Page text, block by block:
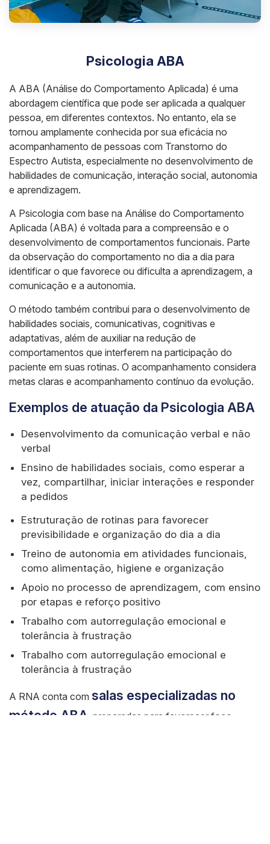
Psicologia ABA
A ABA (Análise do Comportamento Aplicada) é uma
abordagem científica que pode ser aplicada a qualquer
pessoa, em diferentes contextos. No entanto, ela se
tornou amplamente conhecida por sua eficácia no
acompanhamento de pessoas com Transtorno do
Espectro Autista, especialmente no desenvolvimento de
habilidades de comunicação, interação social, autonomia
e aprendizagem.
A Psicologia com base na Análise do Comportamento
Aplicada (ABA) é voltada para a compreensão e o
desenvolvimento de comportamentos funcionais. Parte
da observação do comportamento no dia a dia para
identificar o que favorece ou dificulta a aprendizagem, a
comunicação e a autonomia.
O método também contribui para o desenvolvimento de
habilidades sociais, comunicativas, cognitivas e
adaptativas, além de auxiliar na redução de
comportamentos que interferem na participação do
paciente em suas rotinas. O acompanhamento considera
metas claras e acompanhamento contínuo da evolução.
Exemplos de atuação da Psicologia ABA
Desenvolvimento da comunicação verbal e não
verbal
Ensino de habilidades sociais, como esperar a
vez, compartilhar, iniciar interações e responder
a pedidos
Estruturação de rotinas para favorecer
previsibilidade e organização do dia a dia
Treino de autonomia em atividades funcionais,
como alimentação, higiene e organização
Apoio no processo de aprendizagem, com ensino
por etapas e reforço positivo
Trabalho com autorregulação emocional e
tolerância à frustração
Trabalho com autorregulação emocional e
tolerância à frustração
A RNA conta com salas especializadas no
método ABA , preparadas para favorecer foco,